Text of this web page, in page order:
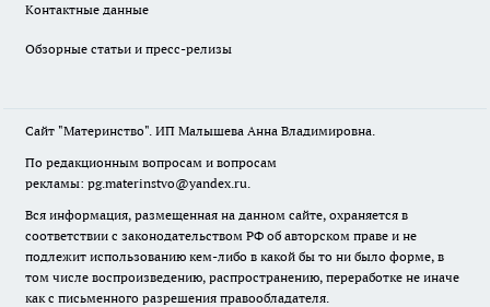
Контактные данные
Обзорные статьи и пресс-релизы
Сайт "Материнство". ИП Малышева Анна Владимировна.
По редакционным вопросам и вопросам
рекламы: pg.materinstvo@yandex.ru.
Вся информация, размещенная на данном сайте, охраняется в
соответствии с законодательством РФ об авторском праве и не
подлежит использованию кем-либо в какой бы то ни было форме, в
том числе воспроизведению, распространению, переработке не иначе
как с письменного разрешения правообладателя.